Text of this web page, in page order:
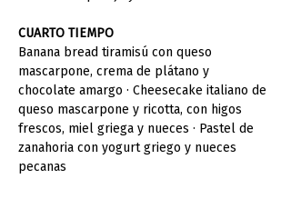
CUARTO TIEMPO
Banana bread tiramisú con queso
mascarpone, crema de plátano y
chocolate amargo · Cheesecake italiano de
queso mascarpone y ricotta, con higos
frescos, miel griega y nueces · Pastel de
zanahoria con yogurt griego y nueces
pecanas